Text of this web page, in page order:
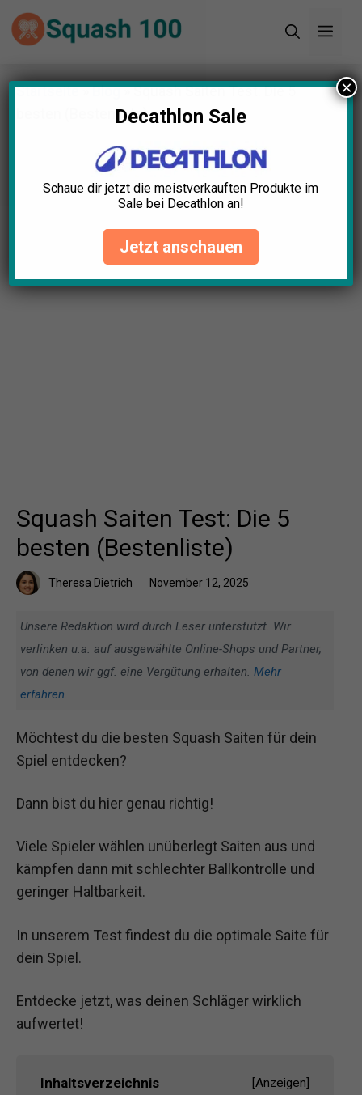
Zum
Inhalt
Startseite»Blog»Squash Saiten Test: Die 5
besten (Bestenliste)
Squash Saiten Test: Die 5
besten (Bestenliste)
Theresa Dietrich November 12, 2025
Unsere Redaktion wird durch Leser unterstützt. Wir
verlinken u.a. auf ausgewählte Online-Shops und Partner,
von denen wir ggf. eine Vergütung erhalten. Mehr
erfahren.
Möchtest du die besten Squash Saiten für dein
Spiel entdecken?
Dann bist du hier genau richtig!
Viele Spieler wählen unüberlegt Saiten aus und
kämpfen dann mit schlechter Ballkontrolle und
geringer Haltbarkeit.
In unserem Test findest du die optimale Saite für
dein Spiel.
Entdecke jetzt, was deinen Schläger wirklich
aufwertet!
Inhaltsverzeichnis [Anzeigen]
Decathlon Sale
Schaue dir jetzt die meistverkauften Produkte im
Sale bei Decathlon an!
Jetzt anschauen
×